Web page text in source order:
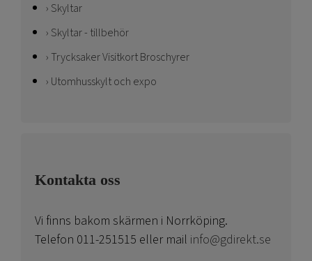
Skyltar
Skyltar - tillbehör
Trycksaker Visitkort Broschyrer
Utomhusskylt och expo
Kontakta oss
Vi finns bakom skärmen i Norrköping.
Telefon 011-251515 eller mail info@gdirekt.se